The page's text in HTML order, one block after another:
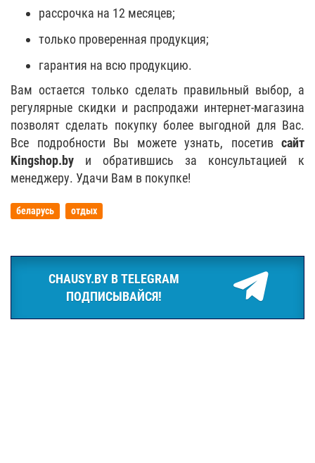
рассрочка на 12 месяцев;
только проверенная продукция;
гарантия на всю продукцию.
Вам остается только сделать правильный выбор, а
регулярные скидки и распродажи интернет-магазина
позволят сделать покупку более выгодной для Вас.
Все подробности Вы можете узнать, посетив сайт
Kingshop.by и обратившись за консультацией к
менеджеру. Удачи Вам в покупке!
беларусь отдых
CHAUSY.BY В TELEGRAM
ПОДПИСЫВАЙСЯ!